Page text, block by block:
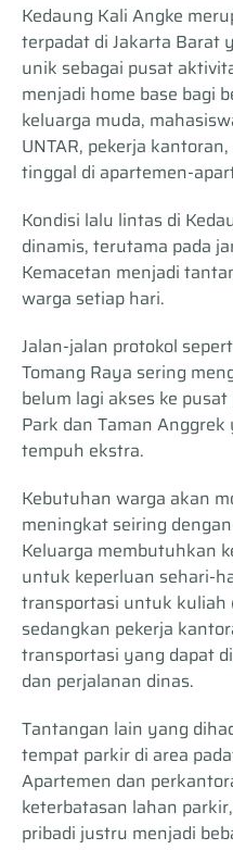
Kedaung Kali Angke
terpadat di Jakarta Barat
unik sebagai pusat
menjadi home base bagi
keluarga muda,
UNTAR, pekerja
tinggal di apartemen-
Kondisi lalu lintas di
dinamis, terutama pada
Kemacetan menjadi
warga setiap hari.
Jalan-jalan protokol
Tomang Raya sering
belum lagi akses ke
Park dan Taman
tempuh ekstra.
Kebutuhan warga akan
meningkat seiring
Keluarga membutuhkan
untuk keperluan sehari-
transportasi untuk kuliah
sedangkan pekerja
transportasi yang dapat
dan perjalanan dinas.
Tantangan lain yang
tempat parkir di area
Apartemen dan
keterbatasan lahan
pribadi justru menjadi